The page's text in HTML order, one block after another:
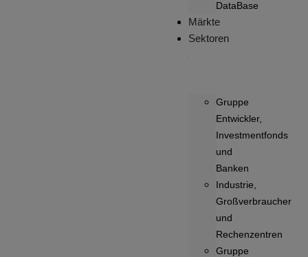
DataBase
Märkte
Sektoren
Gruppe
Entwickler,
Investmentfonds
und
Banken
Industrie,
Großverbraucher
und
Rechenzentren
Gruppe